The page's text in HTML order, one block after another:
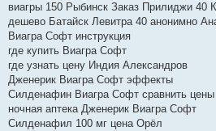
виагры 150 Рыбинск Заказ Прилиджи 40
дешево Батайск Левитра 40 анонимно
Виагра Софт инструкция
где купить Виагра Софт
где узнать цену Индия Александров
Дженерик Виагра Софт эффекты
Силденафин Виагра Софт сравнить цены
ночная аптека Дженерик Виагра Софт
Силденафил 100 мг цена Орёл